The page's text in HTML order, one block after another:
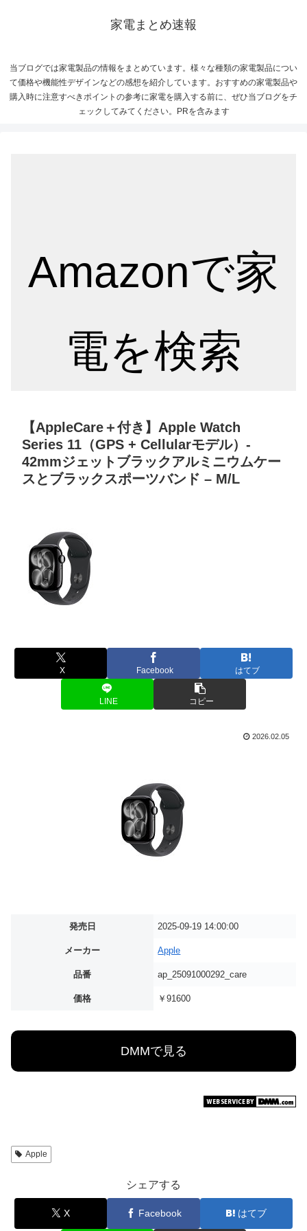
家電まとめ速報
当ブログでは家電製品の情報をまとめています。様々な種類の家電製品につい
て価格や機能性デザインなどの感想を紹介しています。おすすめの家電製品や
購入時に注意すべきポイントの参考に家電を購入する前に、ぜひ当ブログをチ
ェックしてみてください。PRを含みます
Amazonで家
電を検索
【AppleCare＋付き】Apple Watch
Series 11（GPS + Cellularモデル）-
42mmジェットブラックアルミニウムケー
スとブラックスポーツバンド – M/L
X Facebook はてブ
LINE コピー
2026.02.05
発売日 2025-09-19 14:00:00
メーカー Apple
品番 ap_25091000292_care
価格 ￥91600
DMMで見る
Apple
シェアする
X Facebook はてブ